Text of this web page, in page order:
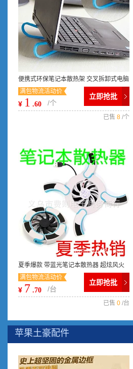
便携式环保笔记本散热架 交叉拆卸式电脑
散热垫笔记本底座 45g
满包物流活动价
¥ 1 .60 /个
立即抢批
已售 8 /个
夏季爆款 带蓝光笔记本散热器 超炫风火
轮折叠便捷散热架
满包物流活动价
¥ 7 .70 /台
立即抢批
已售 0 /台
苹果土豪配件